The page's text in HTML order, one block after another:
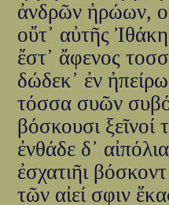
ἀνδρῶν ἡρώων,
οὔτ᾽ αὐτῆς
ἔστ᾽ ἄφενος
δώδεκ᾽ ἐν
τόσσα συῶν
βόσκουσι ξεῖνοί
ἐνθάδε δ᾽
ἐσχατιῆι
τῶν αἰεί σφιν